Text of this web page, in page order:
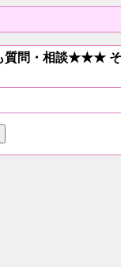
問・相談★★★ そ